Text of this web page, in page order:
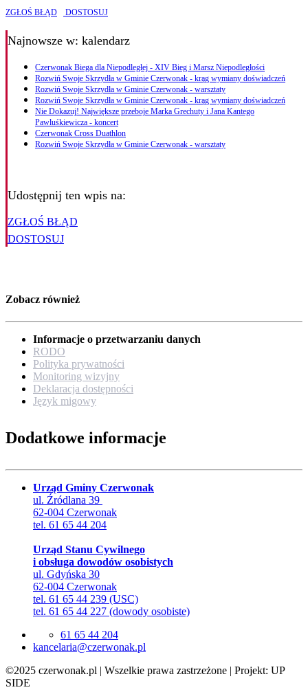
ZGŁOŚ BŁĄD DOSTOSUJ
Najnowsze w: kalendarz
Czerwonak Biega dla Niepodległej - XIV Bieg i Marsz Niepodległości
Rozwiń Swoje Skrzydła w Gminie Czerwonak - krąg wymiany doświadczeń
Rozwiń Swoje Skrzydła w Gminie Czerwonak - warsztaty
Rozwiń Swoje Skrzydła w Gminie Czerwonak - krąg wymiany doświadczeń
Nie Dokazuj! Największe przeboje Marka Grechuty i Jana Kantego
Pawluśkiewicza - koncert
Czerwonak Cross Duathlon
Rozwiń Swoje Skrzydła w Gminie Czerwonak - warsztaty
Udostępnij ten wpis na:
ZGŁOŚ BŁĄD
DOSTOSUJ
Zobacz również
Informacje o przetwarzaniu danych
RODO
Polityka prywatności
Monitoring wizyjny
Deklaracja dostępności
Język migowy
Dodatkowe informacje
Urząd Gminy Czerwonak
ul. Źródlana 39
62-004 Czerwonak
tel. 61 65 44 204
Urząd Stanu Cywilnego
i obsługa dowodów osobistych
ul. Gdyńska 30
62-004 Czerwonak
tel. 61 65 44 239 (USC)
tel. 61 65 44 227 (dowody osobiste)
61 65 44 204
lp.kanowrezc@airalecnak
©2025 czerwonak.pl | Wszelkie prawa zastrzeżone | Projekt: UP
SIDE